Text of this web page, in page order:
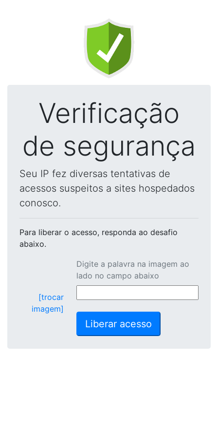
Verificação
de segurança
Seu IP fez diversas tentativas de
acessos suspeitos a sites hospedados
conosco.
Para liberar o acesso, responda ao desafio
abaixo.
[trocar
imagem]
Digite a palavra na imagem ao
lado no campo abaixo